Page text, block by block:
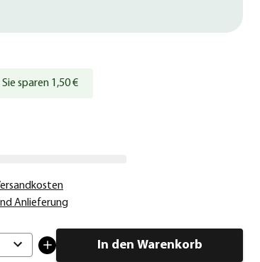
Sie sparen 1,50 €
Anlieferung
In den Warenkorb